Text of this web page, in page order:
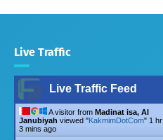
Live Traffic
Live Traffic Feed
A visitor from Madinat isa, Al
Janubiyah viewed "KakmimDotCom" 1 hr
3 mins ago